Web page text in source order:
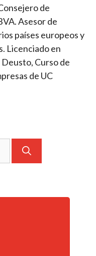
de
Asesor de
países europeos y
Licenciado en
Curso de
de UC